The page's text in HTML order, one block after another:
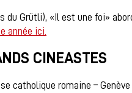
du Grütli), «Il est une foi»
année ici.
CINEASTES
catholique romaine –